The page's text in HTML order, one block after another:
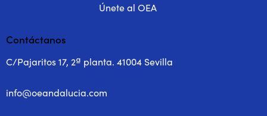
Únete al OEA
Contáctanos
C/Pajaritos 17, 2ª planta. 41004 Sevilla
info@oeandalucia.com